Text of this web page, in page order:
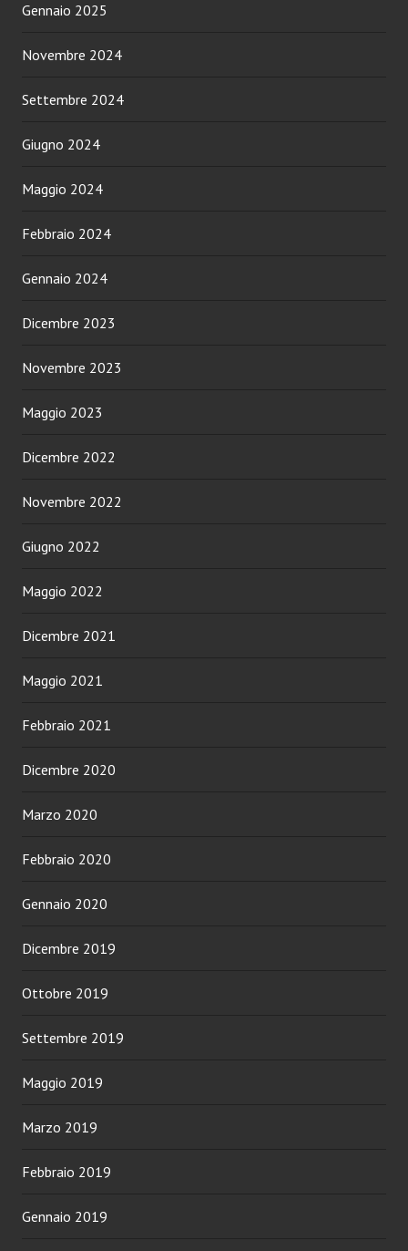
Gennaio 2025
Novembre 2024
Settembre 2024
Giugno 2024
Maggio 2024
Febbraio 2024
Gennaio 2024
Dicembre 2023
Novembre 2023
Maggio 2023
Dicembre 2022
Novembre 2022
Giugno 2022
Maggio 2022
Dicembre 2021
Maggio 2021
Febbraio 2021
Dicembre 2020
Marzo 2020
Febbraio 2020
Gennaio 2020
Dicembre 2019
Ottobre 2019
Settembre 2019
Maggio 2019
Marzo 2019
Febbraio 2019
Gennaio 2019